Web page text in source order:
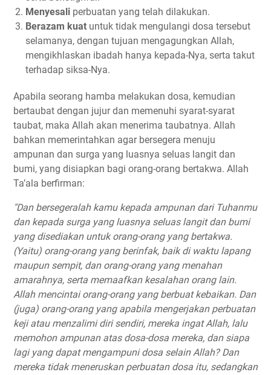
Menyesali perbuatan yang telah dilakukan.
Berazam kuat untuk tidak mengulangi dosa tersebut
selamanya, dengan tujuan mengagungkan Allah,
mengikhlaskan ibadah hanya kepada-Nya, serta takut
terhadap siksa-Nya.
Apabila seorang hamba melakukan dosa, kemudian
bertaubat dengan jujur dan memenuhi syarat-syarat
taubat, maka Allah akan menerima taubatnya. Allah
bahkan memerintahkan agar bersegera menuju
ampunan dan surga yang luasnya seluas langit dan
bumi, yang disiapkan bagi orang-orang bertakwa. Allah
Ta’ala berfirman:
"Dan bersegeralah kamu kepada ampunan dari Tuhanmu
dan kepada surga yang luasnya seluas langit dan bumi
yang disediakan untuk orang-orang yang bertakwa.
(Yaitu) orang-orang yang berinfak, baik di waktu lapang
maupun sempit, dan orang-orang yang menahan
amarahnya, serta memaafkan kesalahan orang lain.
Allah mencintai orang-orang yang berbuat kebaikan. Dan
(juga) orang-orang yang apabila mengerjakan perbuatan
keji atau menzalimi diri sendiri, mereka ingat Allah, lalu
memohon ampunan atas dosa-dosa mereka, dan siapa
lagi yang dapat mengampuni dosa selain Allah? Dan
mereka tidak meneruskan perbuatan dosa itu, sedangkan